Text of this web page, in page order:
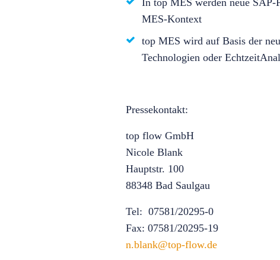
In top MES werden neue
MES-Kontext
top MES wird auf Basis der
Technologien oder
Pressekontakt:
top flow GmbH
Nicole Blank
Hauptstr. 100
88348 Bad Saulgau
Tel: 07581/20295-0
Fax: 07581/20295-19
n.blank@top-flow.de